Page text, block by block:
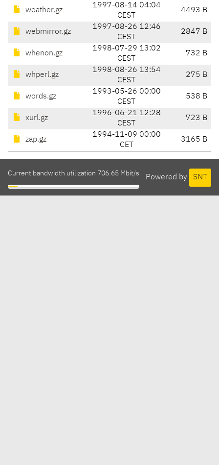
weather.gz
1997-08-14 04:04
CEST
4493 B
webmirror.gz
1997-08-26 12:46
CEST
2847 B
whenon.gz
1998-07-29 13:02
CEST
732 B
whperl.gz
1998-08-26 13:54
CEST
275 B
words.gz
1993-05-26 00:00
CEST
538 B
xurl.gz
1996-06-21 12:28
CEST
723 B
zap.gz
1994-11-09 00:00
CET
3165 B
Powered by SNT
Current bandwidth utilization 706.65 Mbit/s